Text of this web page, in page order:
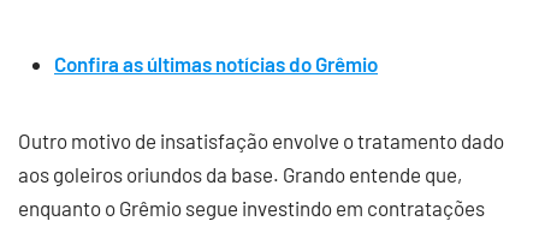
Confira as últimas notícias do Grêmio
Outro motivo de insatisfação envolve o tratamento dado
aos goleiros oriundos da base. Grando entende que,
enquanto o Grêmio segue investindo em contratações